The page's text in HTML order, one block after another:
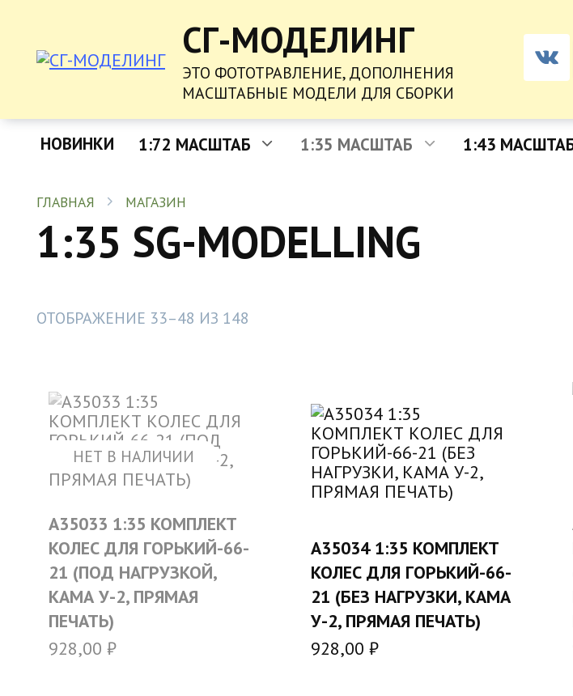
СОДЕРЖАНИЮ
СГ-МОДЕЛИНГ
ЭТО ФОТОТРАВЛЕНИЕ, ДОПОЛНЕНИЯ
МАСШТАБНЫЕ МОДЕЛИ ДЛЯ СБОРКИ
НОВИНКИ 1:72 МАСШТАБ 1:35 МАСШТАБ 1:43
ГЛАВНАЯ МАГАЗИН
1:35 SG-MODELLING
ОТОБРАЖЕНИЕ 33–48 ИЗ 148
НЕТ В НАЛИЧИИ
A35033 1:35 КОМПЛЕКТ
КОЛЕС ДЛЯ ГОРЬКИЙ-66-
21 (ПОД НАГРУЗКОЙ,
КАМА У-2, ПРЯМАЯ
ПЕЧАТЬ)
928,00 ₽
В КОРЗИНУ
A35034 1:35 КОМПЛЕКТ
КОЛЕС ДЛЯ ГОРЬКИЙ-66-
21 (БЕЗ НАГРУЗКИ, КАМА
У-2, ПРЯМАЯ ПЕЧАТЬ)
928,00 ₽